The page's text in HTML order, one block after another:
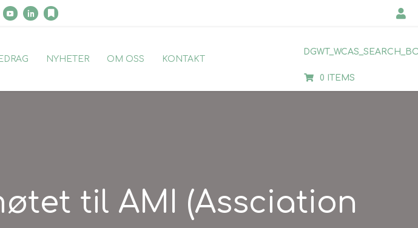
Youtube Montessori Care
Linkedin Carolyn Magnussen
Substack Min
NYHETER OM OSS KONTAKT
0 ITEMS
til AMI (Assciation